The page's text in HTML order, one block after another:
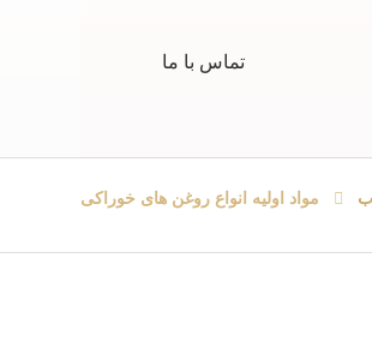
تماس با ما
مواد اولیه انواع روغن های خوراکی